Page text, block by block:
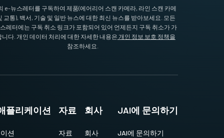
e-뉴스레터를 구독하여 제품(에어리어 스캔 카메라, 라인 스캔 카메
교통), 백서, 기술 및 일반 뉴스에 대한 최신 뉴스를 받아보세요. 모든
레터에는 구독 취소 링크가 포함되어 있어 언제든지 구독 취소가 가
니다. 개인 데이터 처리에 대한 자세한 내용은 개인 정보 보호 정책을
참조하세요.
플리케이션
션
자료
자료
회사
회사
JAI에 문의하기
JAI에 문의하기